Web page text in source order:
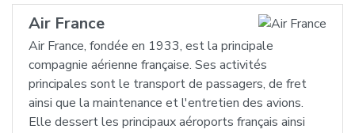
Air France
Air France, fondée en 1933, est la principale
compagnie aérienne française. Ses activités
principales sont le transport de passagers, de fret
ainsi que la maintenance et l'entretien des avions.
Elle dessert les principaux aéroports français ainsi